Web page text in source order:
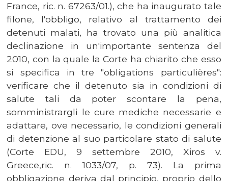
France, ric. n. 67263/01.), che ha inaugurato tale
filone, l'obbligo, relativo al trattamento dei
detenuti malati, ha trovato una più analitica
declinazione in un'importante sentenza del
2010, con la quale la Corte ha chiarito che esso
si specifica in tre "obligations particulières":
verificare che il detenuto sia in condizioni di
salute tali da poter scontare la pena,
somministrargli le cure mediche necessarie e
adattare, ove necessario, le condizioni generali
di detenzione al suo particolare stato di salute
(Corte EDU, 9 settembre 2010, Xiros v.
Greece,ric. n. 1033/07, p. 73). La prima
obbligazione deriva dal principio, proprio dello